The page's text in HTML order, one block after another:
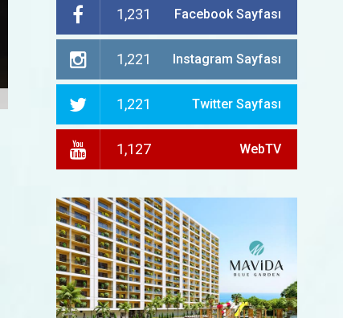
1,231 Facebook Sayfası
1,221 Instagram Sayfası
1,221 Twitter Sayfası
1,127 WebTV